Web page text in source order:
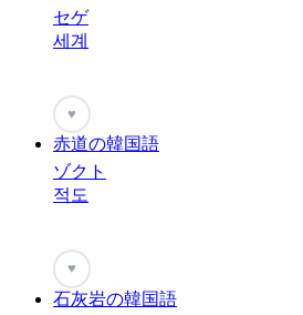
セゲ
세계
♥
赤道の韓国語
ゾクト
적도
♥
石灰岩の韓国語